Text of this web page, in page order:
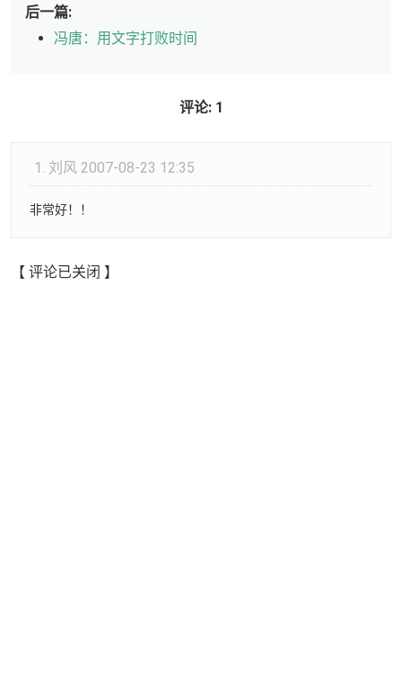
后一篇:
冯唐：用文字打败时间
评论: 1
1. 刘风 2007-08-23 12:35
非常好！！
【 评论已关闭 】